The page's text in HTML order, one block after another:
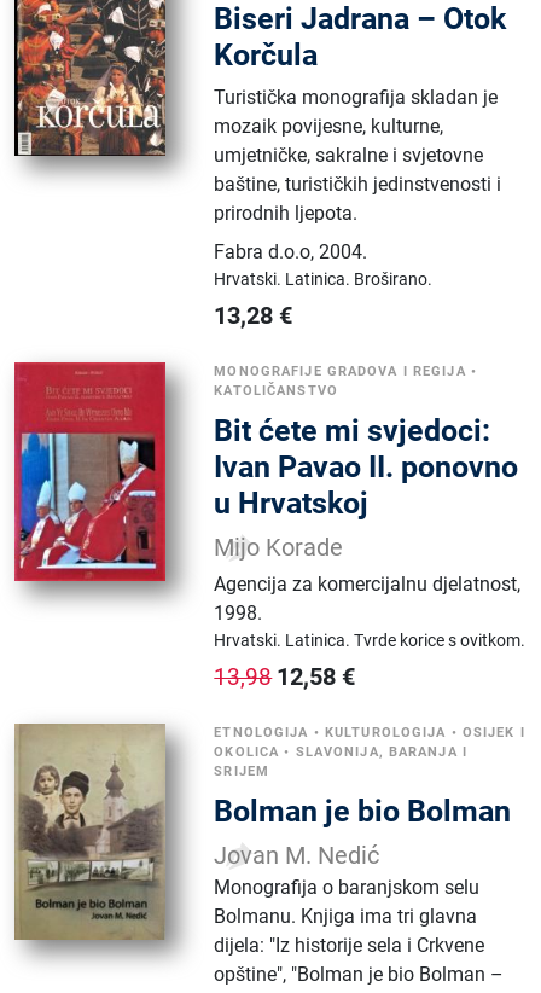
Biseri Jadrana – Otok
Korčula
Turistička monografija skladan je
mozaik povijesne, kulturne,
umjetničke, sakralne i svjetovne
baštine, turističkih jedinstvenosti i
prirodnih ljepota.
Fabra d.o.o,2004.
Hrvatski. Latinica. Broširano.
13,28 €
MONOGRAFIJE GRADOVA I REGIJA •
KATOLIČANSTVO
Bit ćete mi svjedoci:
Ivan Pavao II. ponovno
u Hrvatskoj
Mijo Korade
Agencija za komercijalnu djelatnost,
1998.
Hrvatski. Latinica.Tvrde korice s ovitkom.
13,98 12,58 €
ETNOLOGIJA • KULTUROLOGIJA • OSIJEK I
OKOLICA • SLAVONIJA, BARANJA I
SRIJEM
Bolman je bio Bolman
Jovan M. Nedić
Monografija o baranjskom selu
Bolmanu. Knjiga ima tri glavna
dijela: "Iz historije sela i Crkvene
opštine", "Bolman je bio Bolman –